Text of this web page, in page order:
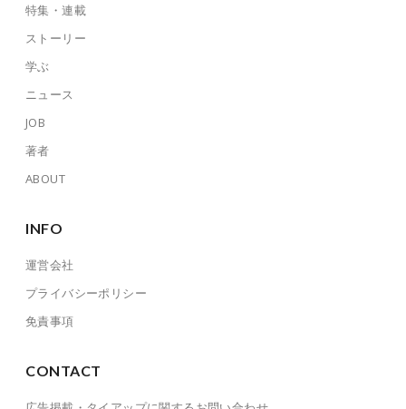
特集・連載
ストーリー
学ぶ
ニュース
JOB
著者
ABOUT
INFO
運営会社
プライバシーポリシー
免責事項
CONTACT